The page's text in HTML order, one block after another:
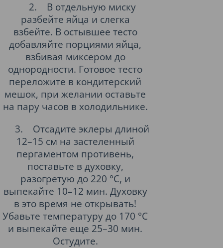
2.
В отдельную миску
разбейте яйца и слегка
взбейте. В остывшее тесто
добавляйте порциями яйца,
взбивая миксером до
однородности. Готовое тесто
переложите в кондитерский
мешок, при желании оставьте
на пару часов в холодильнике.
3.
Отсадите эклеры длиной
12–15 см на застеленный
пергаментом противень,
поставьте в духовку,
разогретую до 220 °С, и
выпекайте 10–12 мин. Духовку
в это время не открывать!
Убавьте температуру до 170 °С
и выпекайте еще 25–30 мин.
Остудите.